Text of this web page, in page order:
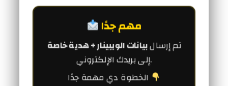
مهم جدًا
تم إرسالبيانات الويبينار + هدية خاصة
إلى بريدك الإلكتروني.